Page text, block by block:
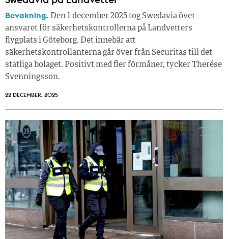
Bevakning. Den 1 december 2025 tog Swedavia över
ansvaret för säkerhetskontrollerna på Landvetters
flygplats i Göteborg. Det innebär att
säkerhetskontrollanterna går över från Securitas till det
statliga bolaget. Positivt med fler förmåner, tycker Therése
Svenningsson.
22 DECEMBER, 2025